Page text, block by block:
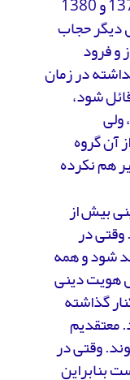
دیگر حجاب
و فرود
در زمان
شود،
ولی
آن گروه
هم نکرده
بیش از
در
شود و همه
هویت دینی
گذاشته
معتقدیم
وقتی در
بنابراین